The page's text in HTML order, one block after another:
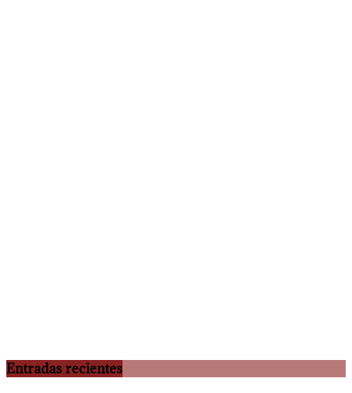
Entradas recientes